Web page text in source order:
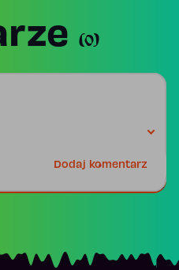
(0)
Dodaj komentarz